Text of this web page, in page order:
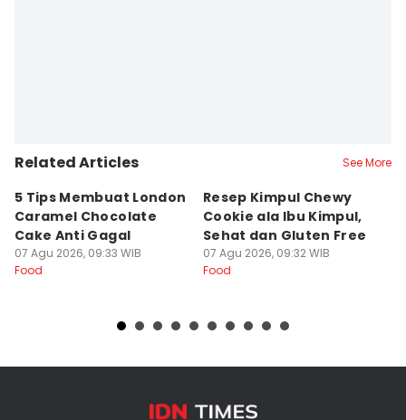
Related Articles See More
5 Tips Membuat London
Caramel Chocolate
Cake Anti Gagal
07 Agu 2026, 09:33 WIB
Food
Resep Kimpul Chewy
Cookie ala Ibu Kimpul,
Sehat dan Gluten Free
07 Agu 2026, 09:32 WIB
Food